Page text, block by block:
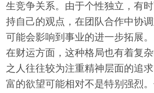
生竞争关系。由于个性独立，有
持自己的观点，在团队合作中协
可能会影响到事业的进一步拓展。
在财运方面，这种格局也有着复
之人往往较为注重精神层面的追
富的欲望可能相对不是特别强烈